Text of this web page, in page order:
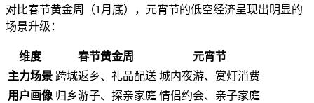
对比春节黄金周（1月底），元宵节的低空经济呈现出明显的
场景升级：
维度 春节黄金周
元宵节
主力场景 跨城返乡、礼品配送 城内夜游、赏灯消费
用户画像 归乡游子、探亲家庭 情侣约会、亲子家庭